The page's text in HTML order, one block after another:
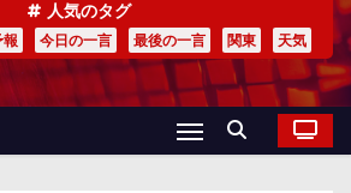
人気のタグ
今日の一言 最後の一言 関東 天気